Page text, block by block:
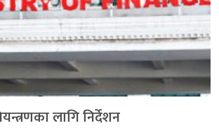
लागि निर्देशन